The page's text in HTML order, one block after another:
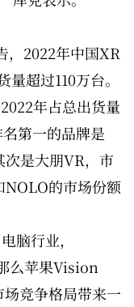
2022年中国XR
超过110万台。
年占总出货量
第一的品牌是
是大朋VR，市
的市场份额
行业，
么苹果Vision
竞争格局带来一